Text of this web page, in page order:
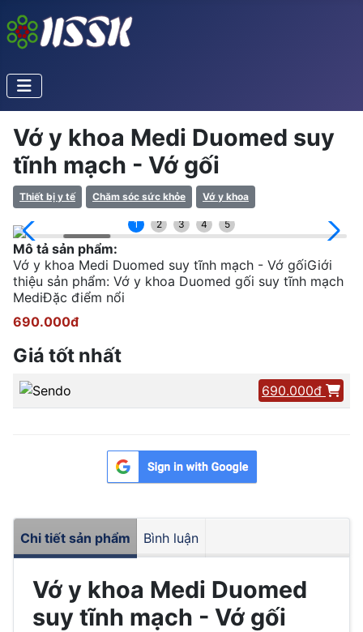
Vớ y khoa Medi Duomed suy
tĩnh mạch - Vớ gối
Thiết bị y tế Chăm sóc sức khỏe Vớ y khoa
1 2 3 4 5
Mô tả sản phẩm:
Vớ y khoa Medi Duomed suy tĩnh mạch - Vớ gốiGiới
thiệu sản phẩm: Vớ y khoa Duomed gối suy tĩnh mạch
MediĐặc điểm nổi
690.000đ
Giá tốt nhất
690.000đ
Chi tiết sản phẩm Bình luận
Vớ y khoa Medi Duomed
suy tĩnh mạch - Vớ gối